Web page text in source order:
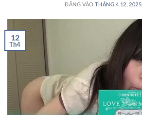
ĐĂNG VÀOTHÁNG 4 12, 2025
12
Th4